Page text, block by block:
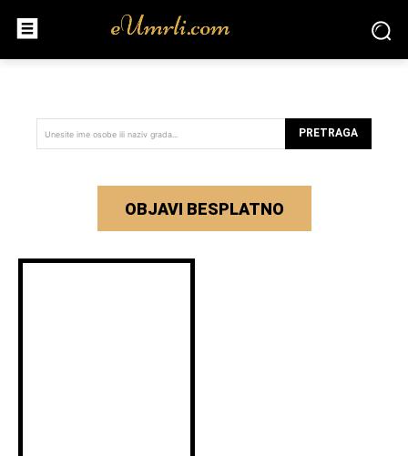
Unesite ime osobe ili naziv grada... PRETRAGA
OBJAVI BESPLATNO